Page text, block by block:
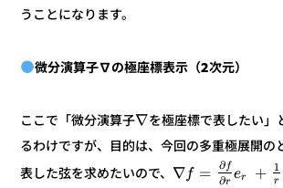
うことになります。
微分演算子∇の極座標表示（2次元）
ここで「微分演算子∇を極座標で表したい」
るわけですが、目的は、今回の多重極展開の
表した弦を求めたいので、 ∇f = ∂f
∂r
er + 1
r